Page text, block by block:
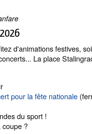
d'animations festives,
La place
pour la fête nationale
du sport !
coupe ?